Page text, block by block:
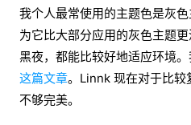
我个人最常使用的主题色是灰
为它比大部分应用的灰色主题
黑夜，都能比较好地适应环境
这篇文章。Linnk 现在对于比较
不够完美。